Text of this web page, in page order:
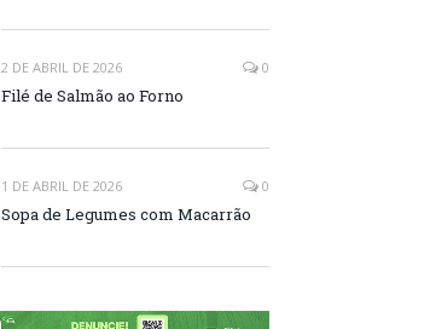
2 DE ABRIL DE 2026 0
Filé de Salmão ao Forno
1 DE ABRIL DE 2026 0
Sopa de Legumes com Macarrão